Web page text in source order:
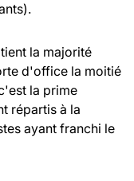
la majorité
d'office la moitié
la prime
répartis à la
ayant franchi le